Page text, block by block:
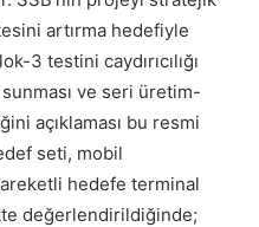
artırma hedefiyle
3 testini caydırıcılığı
ve seri üretim-
açıklaması bu resmi
seti, mobil
hedefe terminal
değerlendirildiğinde;